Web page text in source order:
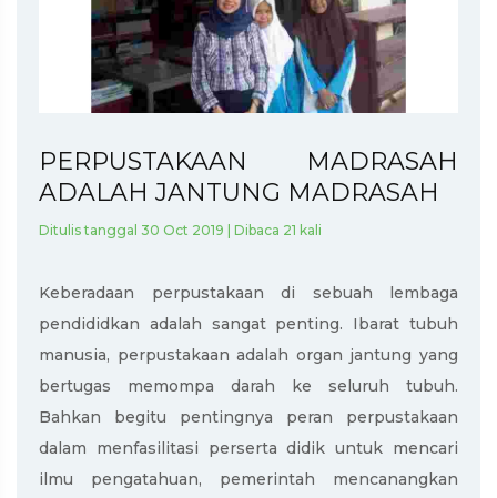
PERPUSTAKAAN MADRASAH
ADALAH JANTUNG MADRASAH
Ditulis tanggal 30 Oct 2019 | Dibaca 21 kali
Keberadaan perpustakaan di sebuah lembaga
pendididkan adalah sangat penting. Ibarat tubuh
manusia, perpustakaan adalah organ jantung yang
bertugas memompa darah ke seluruh tubuh.
Bahkan begitu pentingnya peran perpustakaan
dalam menfasilitasi perserta didik untuk mencari
ilmu pengatahuan, pemerintah mencanangkan